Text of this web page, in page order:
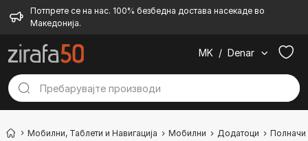
Потпрете се на нас. 100% безбедна достава насекаде во
Македонија.
MK / Denar
Мобилни, Таблети и Навигација Мобилни Додатоци Полначи